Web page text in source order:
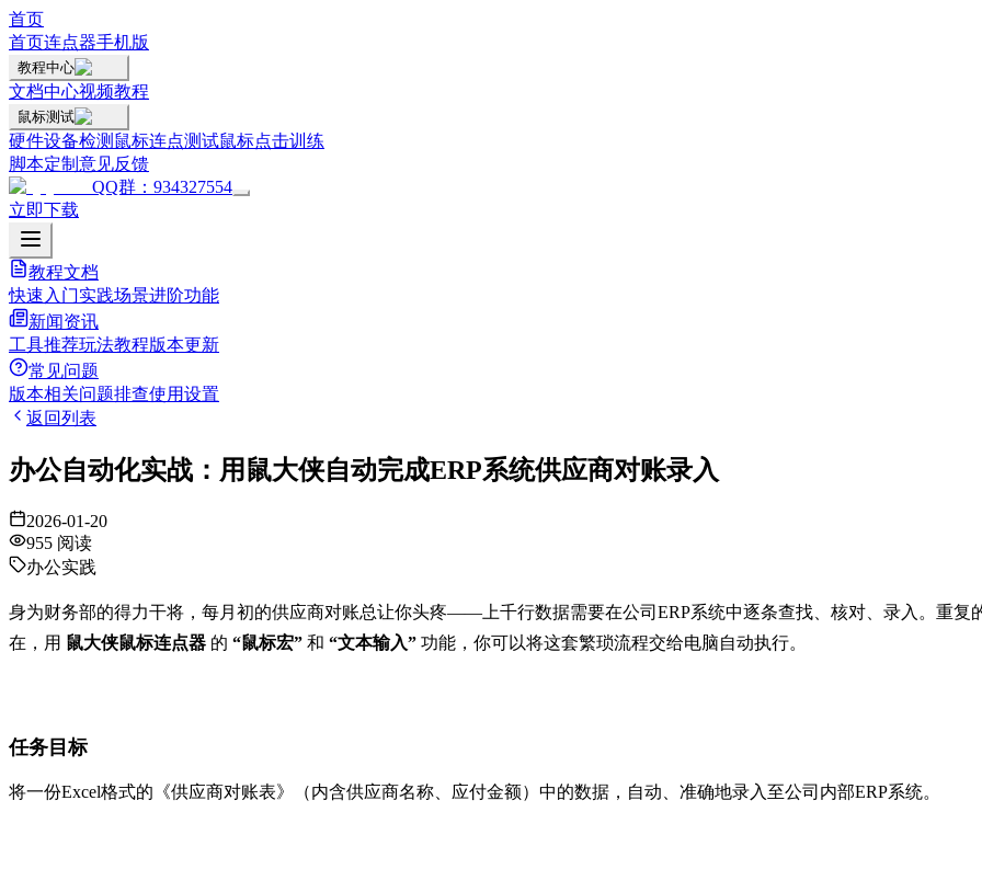
首页
首页连点器手机版
教程中心
文档中心视频教程
鼠标测试
硬件设备检测 鼠标连点测试鼠标点击训练
脚本定制 意见反馈
QQ群：934327554
立即下载
教程文档
快速入门实践场景进阶功能
新闻资讯
工具推荐玩法教程版本更新
常见问题
版本相关问题排查使用设置
返回列表
办公自动化实战：用鼠大侠自动完成ERP系统供应商对账录入
2026-01-20
955 阅读
办公实践
身为财务部的得力干将，每月初的供应商对账总让你头疼——上千行数据需要在公司ERP系统中逐条查找、核对、录入。重复
在，用 鼠大侠鼠标连点器 的 “鼠标宏” 和 “文本输入” 功能，你可以将这套繁琐流程交给电脑自动执行。
任务目标
将一份Excel格式的《供应商对账表》（内含供应商名称、应付金额）中的数据，自动、准确地录入至公司内部ERP系统。